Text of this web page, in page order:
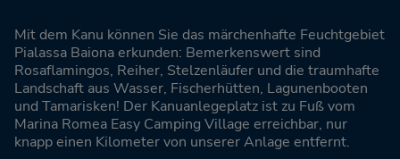
Mit dem Kanu können Sie das märchenhafte Feuchtgebiet
Pialassa Baiona erkunden: Bemerkenswert sind
Rosaflamingos, Reiher, Stelzenläufer und die traumhafte
Landschaft aus Wasser, Fischerhütten, Lagunenbooten
und Tamarisken! Der Kanuanlegeplatz ist zu Fuß vom
Marina Romea Easy Camping Village erreichbar, nur
knapp einen Kilometer von unserer Anlage entfernt.